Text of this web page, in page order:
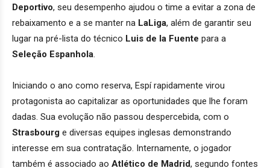
Deportivo, seu desempenho ajudou o time a evitar a zona de
rebaixamento e a se manter na LaLiga, além de garantir seu
lugar na pré-lista do técnico Luis de la Fuente para a
Seleção Espanhola.
Iniciando o ano como reserva, Espí rapidamente virou
protagonista ao capitalizar as oportunidades que lhe foram
dadas. Sua evolução não passou despercebida, com o
Strasbourg e diversas equipes inglesas demonstrando
interesse em sua contratação. Internamente, o jogador
também é associado ao Atlético de Madrid, segundo fontes